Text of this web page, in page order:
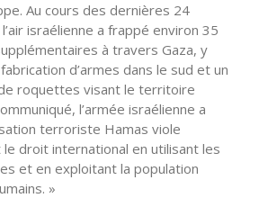
Au cours des dernières 24
israélienne a frappé environ 35
à travers Gaza, y
d’armes dans le sud et un
roquettes visant le territoire
l’armée israélienne a
terroriste Hamas viole
droit international en utilisant les
et en exploitant la population
»